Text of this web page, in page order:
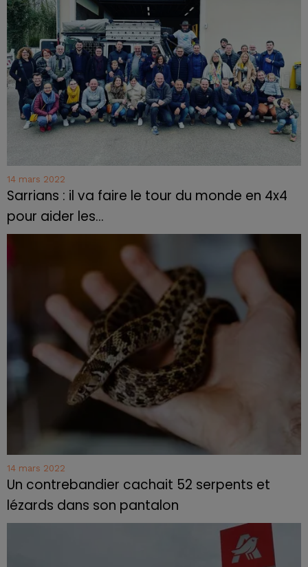
14 mars 2022
Sarrians : il va faire le tour du monde en 4x4
pour aider les...
14 mars 2022
Un contrebandier cachait 52 serpents et
lézards dans son pantalon